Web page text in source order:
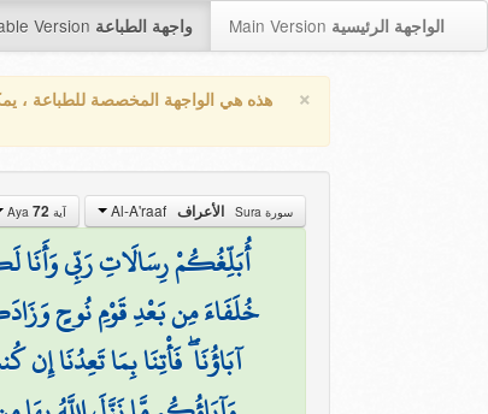
Version واجهة الطباعة Main Version الواجهة الرئيسية
× هذه هي الواجهة المخصصة للطباعة ،
سورة Sura الأعراف آية Aya 72
أُبَلِّغُكُمْ رِسَالَاتِ رَبِّي وَأَنَا
خُلَفَاءَ مِن بَعْدِ قَوْمِ نُوحٍ
آبَاؤُنَا ۖ فَأْتِنَا بِمَا تَعِدُنَا